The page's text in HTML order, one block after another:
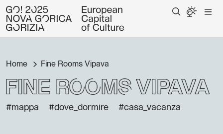
Home Fine Rooms Vipava
Fine Rooms Vipava
#mappa #dove_dormire #casa_vacanza